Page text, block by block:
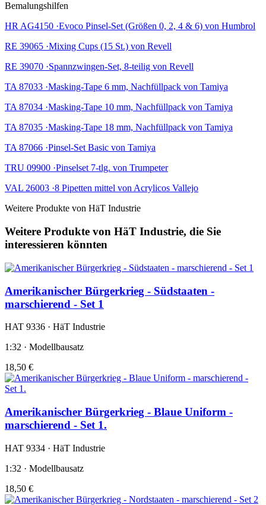
Bemalungshilfen
HR AG4150 ·Evoco Pinsel-Set (Größen 0, 2, 4 & 6) von Humbrol
RE 39065 ·Mixing Cups (15 St.) von Revell
RE 39070 ·Spannzwingen-Set, 8-teilig von Revell
TA 87033 ·Masking-Tape 6 mm, Nachfüllpack von Tamiya
TA 87034 ·Masking-Tape 10 mm, Nachfüllpack von Tamiya
TA 87035 ·Masking-Tape 18 mm, Nachfüllpack von Tamiya
TA 87066 ·Pinsel-Set Basic von Tamiya
TRU 09900 ·Pinselset 7-tlg. von Trumpeter
VAL 26003 ·8 Pipetten mittel von Acrylicos Vallejo
Weitere Produkte von HäT Industrie
Weitere Produkte von HäT Industrie, die Sie
interessieren könnten
Amerikanischer Bürgerkrieg - Südstaaten -
marschierend - Set 1
HAT 9336 · HäT Industrie
1:32 · Modellbausatz
18,50 €
Amerikanischer Bürgerkrieg - Blaue Uniform -
marschierend - Set 1.
HAT 9334 · HäT Industrie
1:32 · Modellbausatz
18,50 €